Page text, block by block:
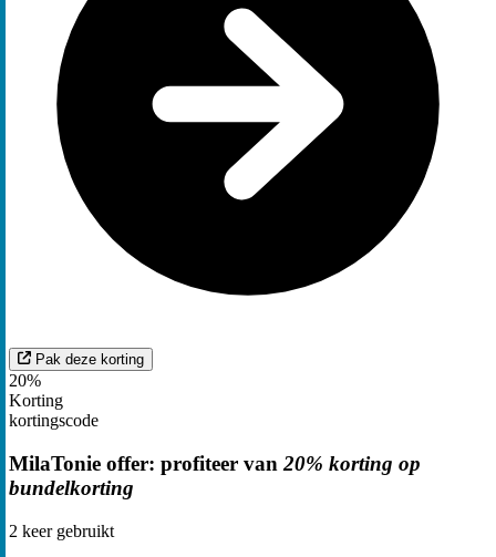
Pak deze korting
20%
Korting
kortingscode
MilaTonie offer: profiteer van 20% korting op
bundelkorting
2 keer gebruikt